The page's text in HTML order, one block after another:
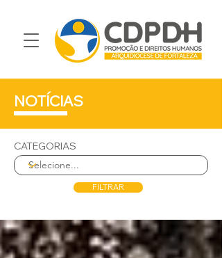
NOTÍCIAS
CATEGORIAS
FILTRAR